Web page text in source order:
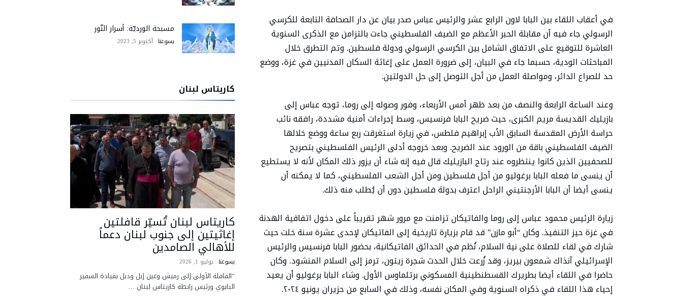
في أعقاب اللقاء بين البابا لاون الرابع عشر والرئيس عباس صدر بيان عن دار الصحافة التابعة للكرسي
الرسولي جاء فيه أن مقابلة الحبر الأعظم مع الضيف الفلسطيني جاءت بالتزامن مع الذكرى السنوية
العاشرة للتوقيع على الاتفاق الشامل بين الكرسي الرسولي ودولة فلسطين. وتم التطرق خلال
المباحثات الودية، حسبما جاء في البيان، إلى ضرورة العمل على إغاثة السكان المدنيين في غزة، ووضع
حد للصراع الدائر، ومواصلة العمل من أجل التوصل إلى حل الدولتين.
وعند الساعة الرابعة والنصف من بعد ظهر أمس الأربعاء، وفور وصوله إلى روما، توجه عباس إلى
بازيليك القديسة مريم الكبرى، حيث ضريح البابا فرنسيس، وسط إجراءات أمنية مشددة، رافقه نائب
حراسة الأرض المقدسة السابق الأب إبراهيم فلطس، في زيارة استغرقت ربع ساعة ووضع خلالها
الضيف الفلسطيني باقة من الورود عند الضريح. وبعد خروجه أدلى الرئيس الفلسطيني بتصريح
للصحفيين الذين كانوا ينتظروه عند رتاج البازيليك قال فيه إنه شاء أن يزور ذلك المكان لأنه لا يستطيع
أن ينسى ما فعله البابا برغوليو من أجل فلسطين ومن أجل الشعب الفلسطيني، كما لا يمكنه أن
ينسى أيضا أن البابا الأرجنتيني الراحل اعترف بدولة فلسطين دون أن يُطلب منه ذلك.
زيارة الرئيس محمود عباس إلى روما والفاتيكان تزامنت مع مرور شهر تقريباً على دخول اتفاقية الهدنة
في غزة حيز التنفيذ. وكان “أبو مازن” قد قام بزيارة تاريخية إلى الفاتيكان لإحدى عشرة سنة خلت حيث
شارك في لقاء للصلاة على نية السلام، نُظم في الحدائق الفاتيكانية، بحضور البابا فرنسيس والرئيس
الإسرائيلي آنذاك شمعون بيريز، وقد زُرعت خلال الحدث شجرة زيتون، ترمز إلى السلام المنشود. وكان
حاضرا في اللقاء أيضا بطريرك القسطنطينية المسكوني برتلماوس الأول. وشاء البابا برغوليو أن يعيد
إحياء هذا اللقاء في ذكراه السنوية وفي المكان نفسه، وذلك في السابع من حزيران يونيو ٢٠٢٤.
مسبحة الورديّة: أسرار النّور
يسوعنا أكتوبر 5, 2023
كاريتاس لبنان
كاريتاس لبنان تُسيّر قافلتين
إغاثيتين إلى جنوب لبنان دعماً
للأهالي الصامدين
يسوعنا يوليو 1, 2026
“القافلة الأولى إلى رميش وعين إبل ودبل بقيادة السفير
البابوي ورئيس رابطة كاريتاس لبنان …